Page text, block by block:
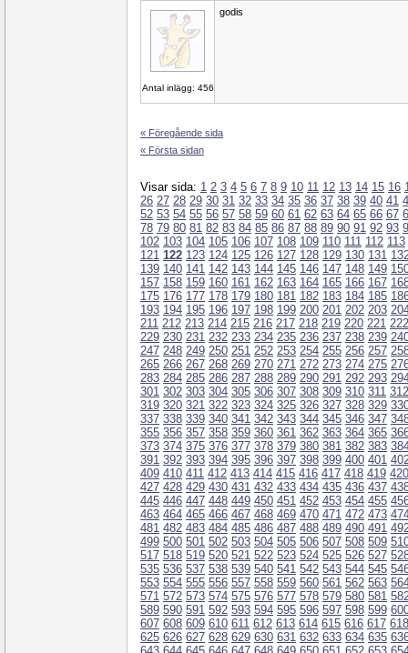
Antal inlägg: 456
godis
« Föregående sida
« Första sidan
Visar sida: 1 2 3 4 5 6 7 8 9 10 11 12 13 14 15 16
26 27 28 29 30 31 32 33 34 35 36 37 38 39 40 41
52 53 54 55 56 57 58 59 60 61 62 63 64 65 66 67
78 79 80 81 82 83 84 85 86 87 88 89 90 91 92 93
102 103 104 105 106 107 108 109 110 111 112 113
121 122 123 124 125 126 127 128 129 130 131
139 140 141 142 143 144 145 146 147 148 149
157 158 159 160 161 162 163 164 165 166 167
175 176 177 178 179 180 181 182 183 184 185
193 194 195 196 197 198 199 200 201 202 203
211 212 213 214 215 216 217 218 219 220 221 222
229 230 231 232 233 234 235 236 237 238 239
247 248 249 250 251 252 253 254 255 256 257
265 266 267 268 269 270 271 272 273 274 275
283 284 285 286 287 288 289 290 291 292 293
301 302 303 304 305 306 307 308 309 310 311 312
319 320 321 322 323 324 325 326 327 328 329
337 338 339 340 341 342 343 344 345 346 347
355 356 357 358 359 360 361 362 363 364 365
373 374 375 376 377 378 379 380 381 382 383
391 392 393 394 395 396 397 398 399 400 401
409 410 411 412 413 414 415 416 417 418 419 420
427 428 429 430 431 432 433 434 435 436 437
445 446 447 448 449 450 451 452 453 454 455
463 464 465 466 467 468 469 470 471 472 473
481 482 483 484 485 486 487 488 489 490 491
499 500 501 502 503 504 505 506 507 508 509
517 518 519 520 521 522 523 524 525 526 527
535 536 537 538 539 540 541 542 543 544 545
553 554 555 556 557 558 559 560 561 562 563
571 572 573 574 575 576 577 578 579 580 581
589 590 591 592 593 594 595 596 597 598 599
607 608 609 610 611 612 613 614 615 616 617 618
625 626 627 628 629 630 631 632 633 634 635